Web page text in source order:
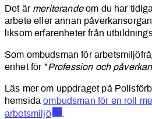
Det är meriterandeom du har
arbete eller annan
liksom erfarenheter från
Som ombudsman för
enhet för "Profession och
Läs mer om uppdraget på
hemsidaombudsman för en roll
arbetsmiljö